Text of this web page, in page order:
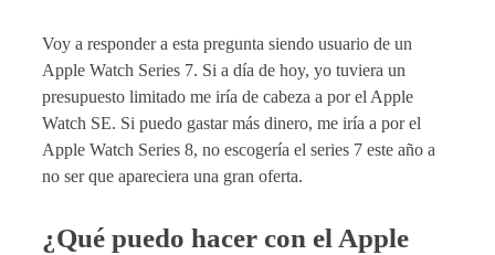
Voy a responder a esta pregunta siendo usuario de un
Apple Watch Series 7. Si a día de hoy, yo tuviera un
presupuesto limitado me iría de cabeza a por el Apple
Watch SE. Si puedo gastar más dinero, me iría a por el
Apple Watch Series 8, no escogería el series 7 este año a
no ser que apareciera una gran oferta.
¿Qué puedo hacer con el Apple